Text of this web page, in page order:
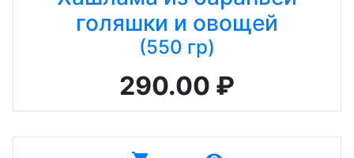
голяшки и овощей
(550 гр)
290.00 ₽